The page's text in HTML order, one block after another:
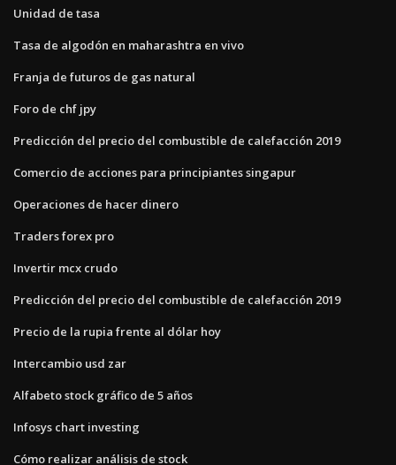
Unidad de tasa
Tasa de algodón en maharashtra en vivo
Franja de futuros de gas natural
Foro de chf jpy
Predicción del precio del combustible de calefacción 2019
Comercio de acciones para principiantes singapur
Operaciones de hacer dinero
Traders forex pro
Invertir mcx crudo
Predicción del precio del combustible de calefacción 2019
Precio de la rupia frente al dólar hoy
Intercambio usd zar
Alfabeto stock gráfico de 5 años
Infosys chart investing
Cómo realizar análisis de stock